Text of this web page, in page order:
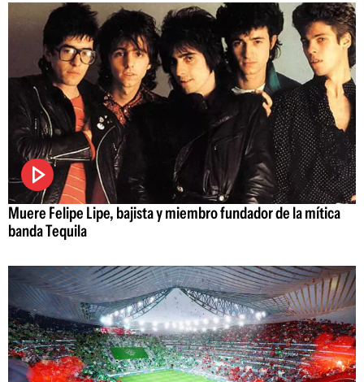
Muere Felipe Lipe, bajista y miembro fundador de la mítica
banda Tequila